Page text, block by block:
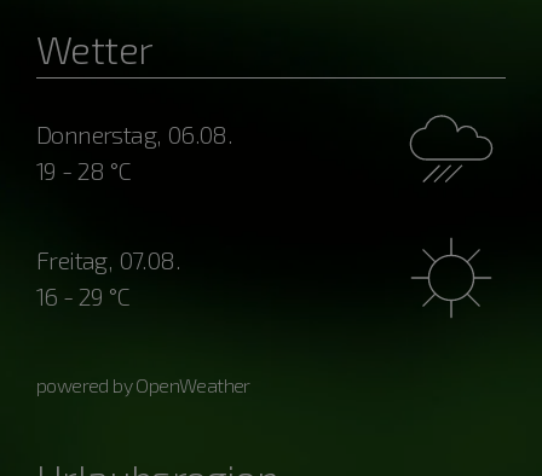
Wetter
Donnerstag, 06.08.
19 - 28 °C
Freitag, 07.08.
16 - 29 °C
powered by OpenWeather